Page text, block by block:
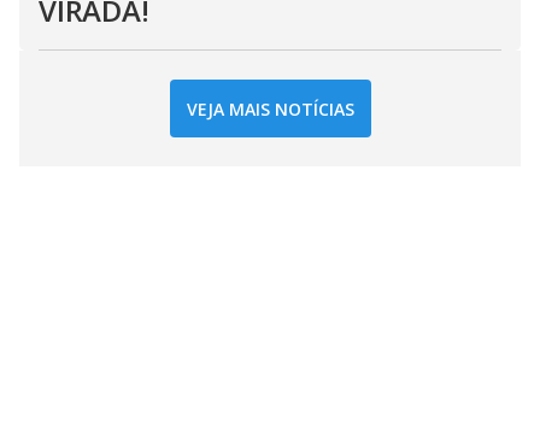
VIRADA!
VEJA MAIS NOTÍCIAS